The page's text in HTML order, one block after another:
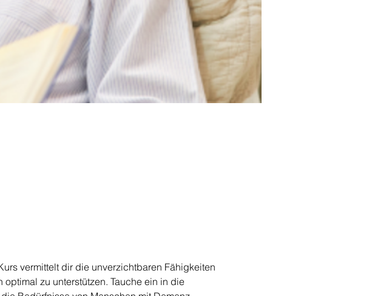
vermittelt dir die unverzichtbaren Fähigkeiten
zu unterstützen. Tauche ein in die